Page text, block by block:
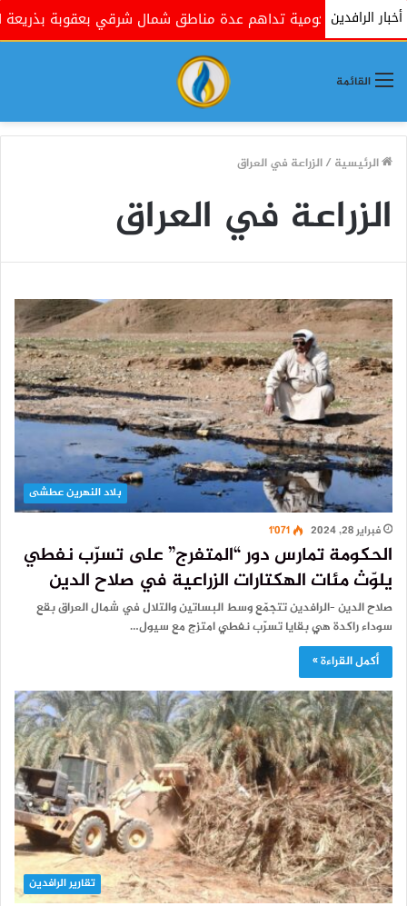
أخبار الرافدينتداهم عدة مناطق شمال شرقي بعقوبة بذريعة البحث عن
القائمة
الرئيسية /الزراعة في العراق
الزراعة في العراق
بلاد النهرين عطشى
فبراير 28, 2024
1٬071
الحكومة تمارس دور “المتفرج” على تسرّب نفطي
يلوّث مئات الهكتارات الزراعية في صلاح الدين
صلاح الدين –الرافدين تتجمّع وسط البساتين والتلال في شمال العراق بقع
سوداء راكدة هي بقايا تسرّب نفطي امتزج مع سيول…
أكمل القراءة »
تقارير الرافدين